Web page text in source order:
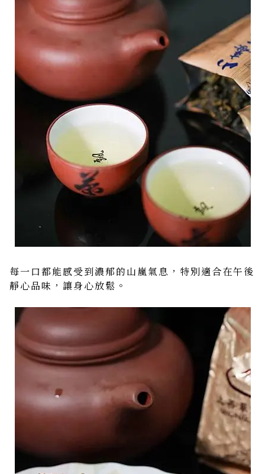
每一口都能感受到濃郁的山嵐氣息，特別適合在午後
靜心品味，讓身心放鬆。